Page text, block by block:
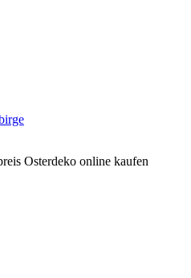
Osterdeko online kaufen